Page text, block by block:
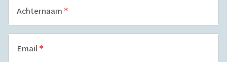
Achternaam
Email